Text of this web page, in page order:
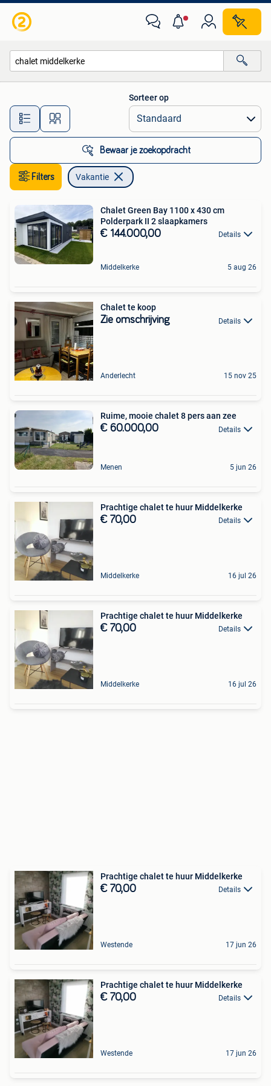
Alle afstanden…
Sorteer op
Bewaar je zoekopdracht
Filters Vakantie
Chalet Green Bay 1100 x 430 cm
Polderpark II 2 slaapkamers
€ 144.000,00 Details
Middelkerke 5 aug 26
Chalet te koop
Zie omschrijving Details
Anderlecht 15 nov 25
Ruime, mooie chalet 8 pers aan zee
€ 60.000,00 Details
Menen 5 jun 26
Prachtige chalet te huur Middelkerke
€ 70,00 Details
Middelkerke 16 jul 26
Prachtige chalet te huur Middelkerke
€ 70,00 Details
Middelkerke 16 jul 26
Prachtige chalet te huur Middelkerke
€ 70,00 Details
Westende 17 jun 26
Prachtige chalet te huur Middelkerke
€ 70,00 Details
Westende 17 jun 26